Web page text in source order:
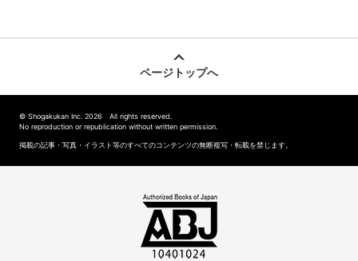
ページトップへ
© Shogakukan Inc. 2026 All rights reserved.
No reproduction or republication without written permission.
掲載の記事・写真・イラスト等のすべてのコンテンツの無断複写・転載を禁じます。